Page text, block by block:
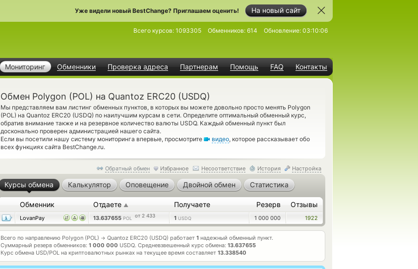
На новый сайт
Уже видели новый BestChange? Приглашаем оценить!
Мониторинг Обменники Проверка адреса Партнерам Помощь FAQ Контакты
Всего курсов: 1093305 Обменников: 614 Обновление: 03:10:06
Обмен Polygon (POL) на Quantoz ERC20 (USDQ)
Мы представляем вам листинг обменных пунктов, в которых вы можете довольно просто менять Polygon
(POL) на Quantoz ERC20 (USDQ) по наилучшим курсам в сети. Определите оптимальный обменный курс,
обратив внимание также и на резервное количество валюты USDQ. Каждый обменный пункт был
досконально проверен администрацией нашего сайта.
Если вы посетили нашу систему мониторинга впервые, просмотрите
видео, которое рассказывает обо
всех функциях сайта BestChange.ru.
Обратный обмен Избранное Несоответствие История Настройка
Курсы обмена Калькулятор Оповещение Двойной обмен Статистика
Обменник Отдаете ▲ Получаете Резерв Отзывы
LovanPay 13.637655 POL от 2 433 1 USDQ 1 000 000 1922
Всего по направлению Polygon (POL) → Quantoz ERC20 (USDQ) работает 1 надежный обменный пункт.
Суммарный резерв обменников: 1 000 000 USDQ. Средневзвешенный курс обмена: 13.637655
Курс обмена USD/POL на криптовалютных рынках на текущее время составляет 13.338540